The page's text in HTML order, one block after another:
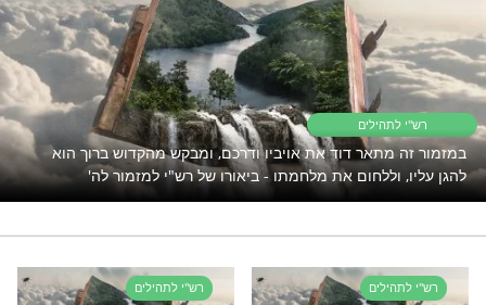
ממני ולא ידעתי בחטאי בשגגה
מזדים.מן הזדונות :אז איתם.אהיה תמים
למה דוד דומה לכותי המחזר על הפתחים
בדבר יותר מכל אדם תנו לי מים לשתות
בו חסרון כיס מששתה אמר יש כאן בצל קטן
אומר יש בצל בלא מלח משנתנו לו אמר תנו
שלא יזיקני הבצל כך אמר דוד בתחל' על
כך על הזדונו' ואחר כך על המרדים פשעים
שמתכוין להכעיס וכן הוא אומר (מ''ב ג') מלך